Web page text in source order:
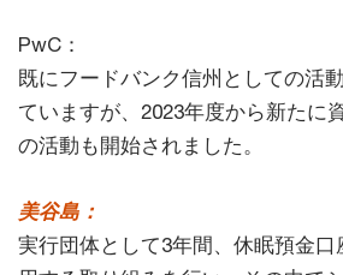
PwC：
既にフードバンク信州としての活
ていますが、2023年度から新たに
の活動も開始されました。
美谷島：
実行団体として3年間、休眠預金